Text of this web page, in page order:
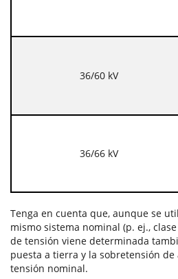
36/60 kV
36/66 kV
Tenga en cuenta que, aunque se
mismo sistema nominal (p. ej.,
de tensión viene determinada
puesta a tierra y la sobretensión de
tensión nominal.